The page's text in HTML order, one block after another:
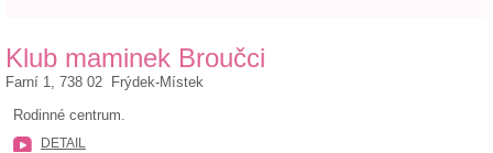
Klub maminek Broučci
Farní 1, 738 02 Frýdek-Místek
Rodinné centrum.
DETAIL